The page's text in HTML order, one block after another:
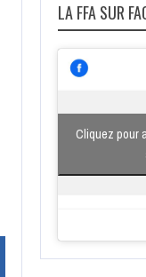
LA FFA SUR
Cliquez pour